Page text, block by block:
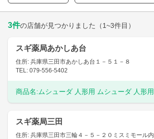
3件の店舗が見つかりました （1~3件目）
スギ薬局あかしあ台
住所: 兵庫県三田市あかしあ台１－５１－８
TEL: 079-556-5402
商品名: ムシューダ 人形用 ムシューダ 人形用
スギ薬局三田
住所: 兵庫県三田市三輪４－５－２０ミスミモール内